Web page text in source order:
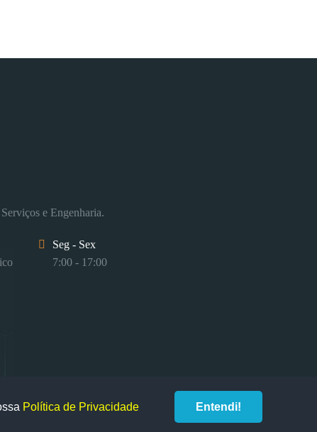
e Engenharia.
Seg - Sex
7:00 - 17:00
desenvolvido por
Política de Privacidade Entendi!